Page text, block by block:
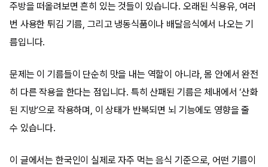
주방을 떠올려보면 흔히 있는 것들이 있습니다. 오래된 식용유, 여러
번 사용한 튀김 기름, 그리고 냉동식품이나 배달음식에서 나오는 기
름입니다.
문제는 이 기름들이 단순히 맛을 내는 역할이 아니라, 몸 안에서 완전
히 다른 작용을 한다는 점입니다. 특히 산패된 기름은 체내에서 ‘산화
된 지방’으로 작용하며, 이 상태가 반복되면 뇌 기능에도 영향을 줄
수 있습니다.
이 글에서는 한국인이 실제로 자주 먹는 음식 기준으로, 어떤 기름이